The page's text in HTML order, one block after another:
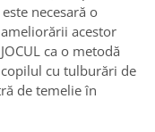
necesară o
acestor
ca o metodă
cu tulburări de
de temelie în